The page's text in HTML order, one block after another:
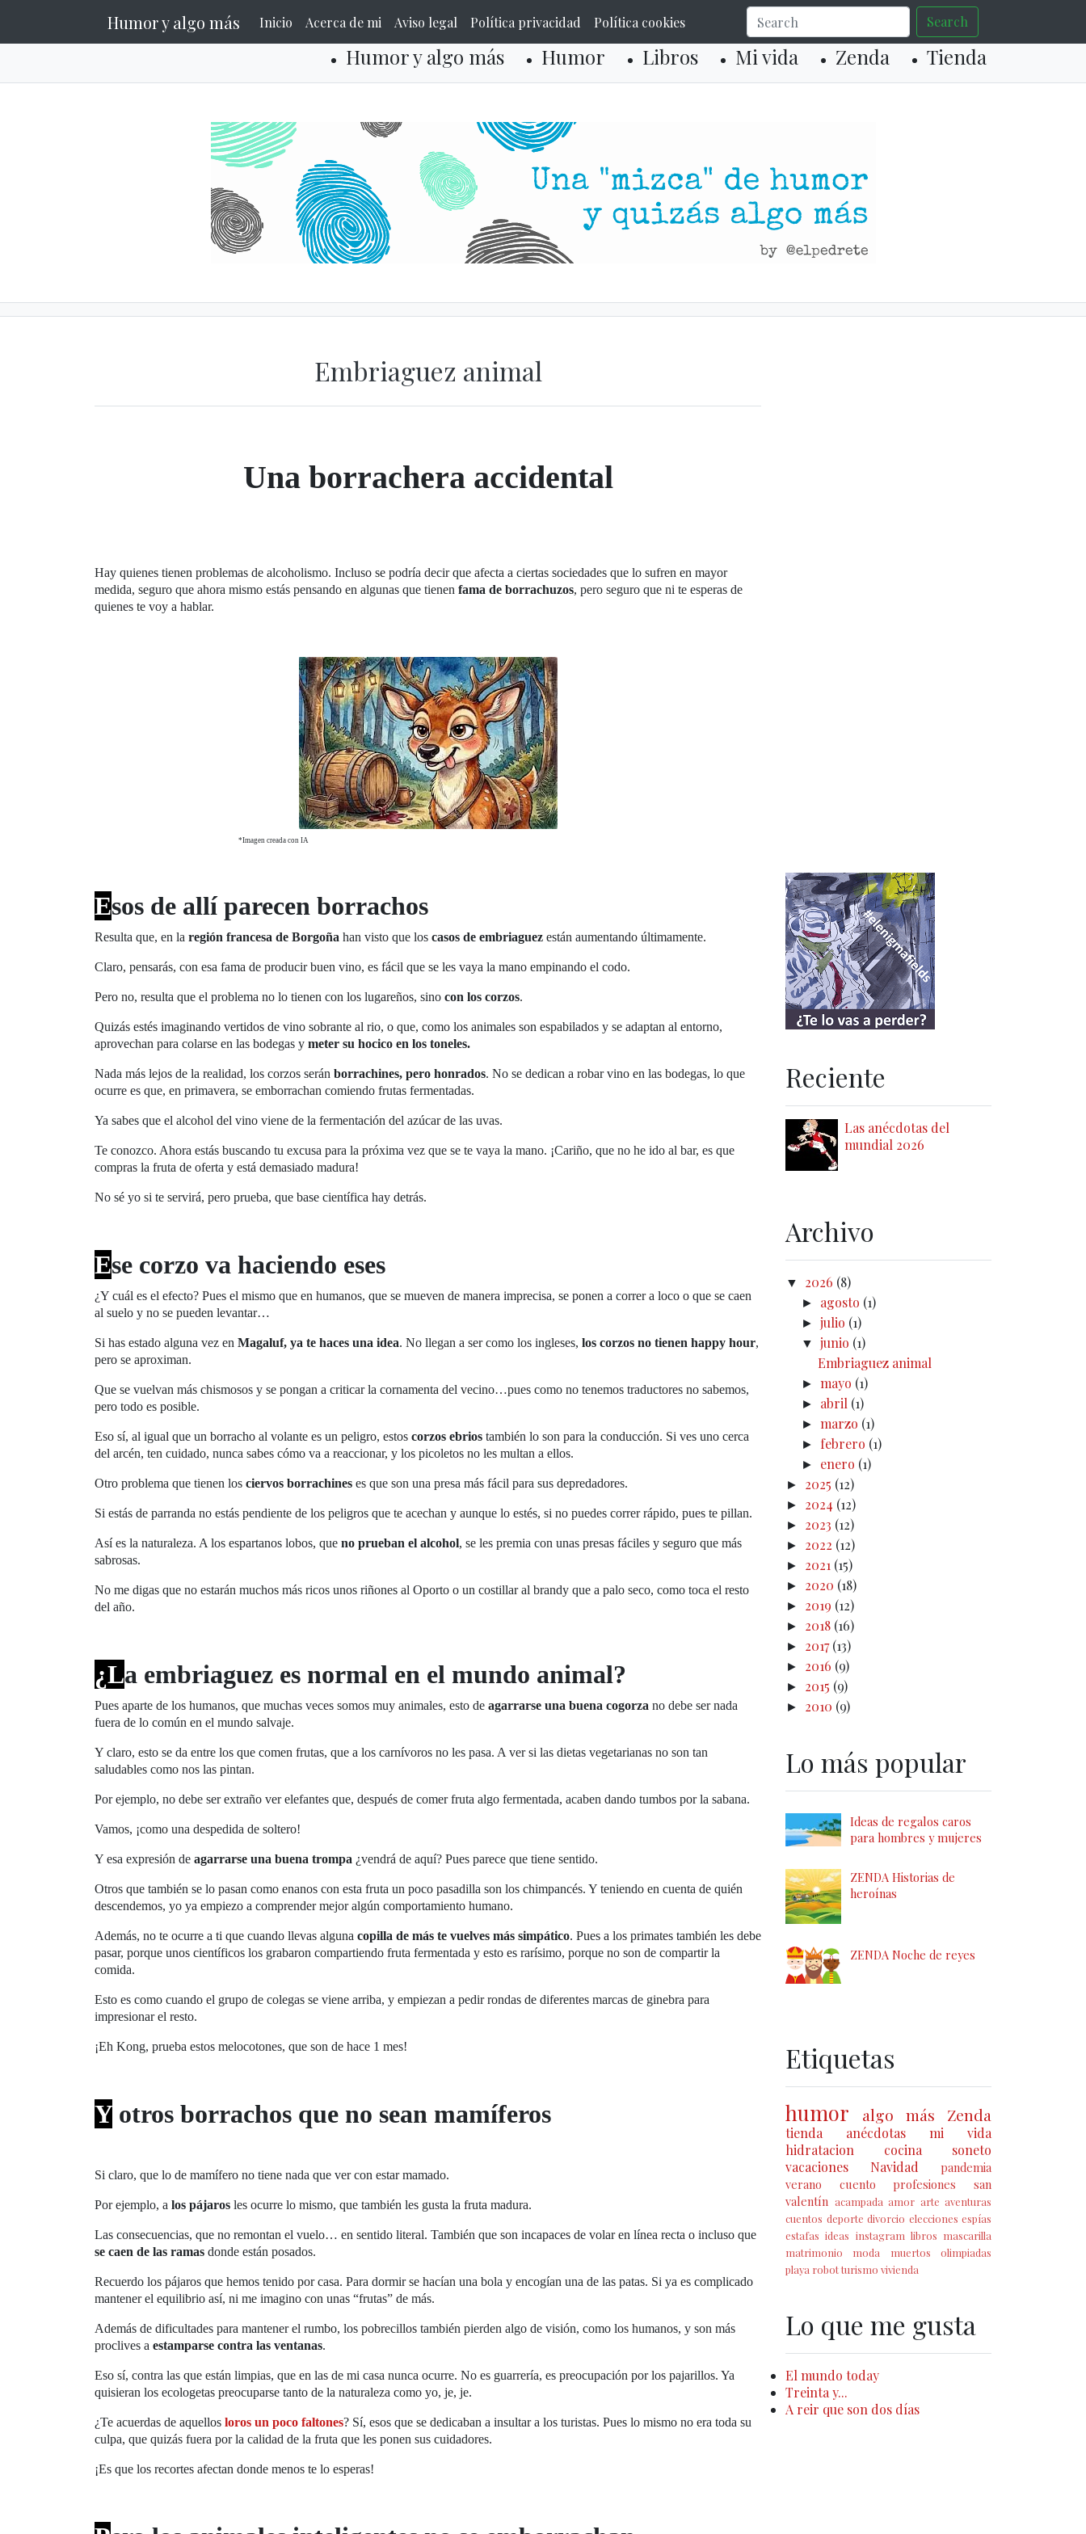
Humor y algo más Inicio Acerca de mi Aviso legal Política privacidad Política cookies Search
Humor y algo más Humor Libros Mi vida Zenda Tienda
Embriaguez animal
Una borrachera accidental
Hay quienes tienen problemas de alcoholismo. Incluso se podría decir que afecta a ciertas sociedades que lo sufren en mayor
medida, seguro que ahora mismo estás pensando en algunas que tienen fama de borrachuzos, pero seguro que ni te esperas de
quienes te voy a hablar.
*Imagen creada con IA
Esos de allí parecen borrachos
Resulta que, en la región francesa de Borgoña han visto que los casos de embriaguez están aumentando últimamente.
Claro, pensarás, con esa fama de producir buen vino, es fácil que se les vaya la mano empinando el codo.
Pero no, resulta que el problema no lo tienen con los lugareños, sino con los corzos.
Quizás estés imaginando vertidos de vino sobrante al rio, o que, como los animales son espabilados y se adaptan al entorno,
aprovechan para colarse en las bodegas y meter su hocico en los toneles.
Nada más lejos de la realidad, los corzos serán borrachines, pero honrados. No se dedican a robar vino en las bodegas, lo que
ocurre es que, en primavera, se emborrachan comiendo frutas fermentadas.
Ya sabes que el alcohol del vino viene de la fermentación del azúcar de las uvas.
Te conozco. Ahora estás buscando tu excusa para la próxima vez que se te vaya la mano. ¡Cariño, que no he ido al bar, es que
compras la fruta de oferta y está demasiado madura!
No sé yo si te servirá, pero prueba, que base científica hay detrás.
Ese corzo va haciendo eses
¿Y cuál es el efecto? Pues el mismo que en humanos, que se mueven de manera imprecisa, se ponen a correr a loco o que se caen
al suelo y no se pueden levantar…
Si has estado alguna vez en Magaluf, ya te haces una idea. No llegan a ser como los ingleses, los corzos no tienen happy hour,
pero se aproximan.
Que se vuelvan más chismosos y se pongan a criticar la cornamenta del vecino…pues como no tenemos traductores no sabemos,
pero todo es posible.
Eso sí, al igual que un borracho al volante es un peligro, estos corzos ebrios también lo son para la conducción. Si ves uno cerca
del arcén, ten cuidado, nunca sabes cómo va a reaccionar, y los picoletos no les multan a ellos.
Otro problema que tienen los ciervos borrachines es que son una presa más fácil para sus depredadores.
Si estás de parranda no estás pendiente de los peligros que te acechan y aunque lo estés, si no puedes correr rápido, pues te pillan.
Así es la naturaleza. A los espartanos lobos, que no prueban el alcohol, se les premia con unas presas fáciles y seguro que más
sabrosas.
No me digas que no estarán muchos más ricos unos riñones al Oporto o un costillar al brandy que a palo seco, como toca el resto
del año.
¿La embriaguez es normal en el mundo animal?
Pues aparte de los humanos, que muchas veces somos muy animales, esto de agarrarse una buena cogorza no debe ser nada
fuera de lo común en el mundo salvaje.
Y claro, esto se da entre los que comen frutas, que a los carnívoros no les pasa. A ver si las dietas vegetarianas no son tan
saludables como nos las pintan.
Por ejemplo, no debe ser extraño ver elefantes que, después de comer fruta algo fermentada, acaben dando tumbos por la sabana.
Vamos, ¡como una despedida de soltero!
Y esa expresión de agarrarse una buena trompa ¿vendrá de aquí? Pues parece que tiene sentido.
Otros que también se lo pasan como enanos con esta fruta un poco pasadilla son los chimpancés. Y teniendo en cuenta de quién
descendemos, yo ya empiezo a comprender mejor algún comportamiento humano.
Además, no te ocurre a ti que cuando llevas alguna copilla de más te vuelves más simpático. Pues a los primates también les debe
pasar, porque unos científicos los grabaron compartiendo fruta fermentada y esto es rarísimo, porque no son de compartir la
comida.
Esto es como cuando el grupo de colegas se viene arriba, y empiezan a pedir rondas de diferentes marcas de ginebra para
impresionar el resto.
¡Eh Kong, prueba estos melocotones, que son de hace 1 mes!
Y otros borrachos que no sean mamíferos
Si claro, que lo de mamífero no tiene nada que ver con estar mamado.
Por ejemplo, a los pájaros les ocurre lo mismo, que también les gusta la fruta madura.
Las consecuencias, que no remontan el vuelo… en sentido literal. También que son incapaces de volar en línea recta o incluso que
se caen de las ramas donde están posados.
Recuerdo los pájaros que hemos tenido por casa. Para dormir se hacían una bola y encogían una de las patas. Si ya es complicado
mantener el equilibrio así, ni me imagino con unas “frutas” de más.
Además de dificultades para mantener el rumbo, los pobrecillos también pierden algo de visión, como los humanos, y son más
proclives a estamparse contra las ventanas.
Eso sí, contra las que están limpias, que en las de mi casa nunca ocurre. No es guarrería, es preocupación por los pajarillos. Ya
quisieran los ecologetas preocuparse tanto de la naturaleza como yo, je, je.
¿Te acuerdas de aquellos loros un poco faltones? Sí, esos que se dedicaban a insultar a los turistas. Pues lo mismo no era toda su
culpa, que quizás fuera por la calidad de la fruta que les ponen sus cuidadores.
¡Es que los recortes afectan donde menos te lo esperas!
Reciente
Las anécdotas del
mundial 2026
Archivo
▼ 2026 (8)
► agosto (1)
►julio (1)
▼junio (1)
Embriaguez animal
►mayo (1)
► abril (1)
►marzo (1)
► febrero (1)
► enero (1)
► 2025 (12)
► 2024 (12)
► 2023 (12)
► 2022 (12)
► 2021 (15)
► 2020 (18)
► 2019 (12)
► 2018 (16)
► 2017(13)
► 2016 (9)
► 2015 (9)
► 2010 (9)
Lo más popular
Ideas de regalos caros
para hombres y mujeres
ZENDA Historias de
heroínas
ZENDA Noche de reyes
Etiquetas
humor algo más Zenda
tienda anécdotas
mi vida
hidratacion
cocina
soneto
vacaciones
Navidad
pandemia
verano
cuento profesiones
san
valentín acampada amor arte aventuras
cuentos deporte divorcio elecciones espías
estafas ideas instagram libros mascarilla
matrimonio
moda muertos
olimpiadas
playa robotturismo vivienda
Lo que me gusta
El mundo today
Treinta y...
A reir que son dos días